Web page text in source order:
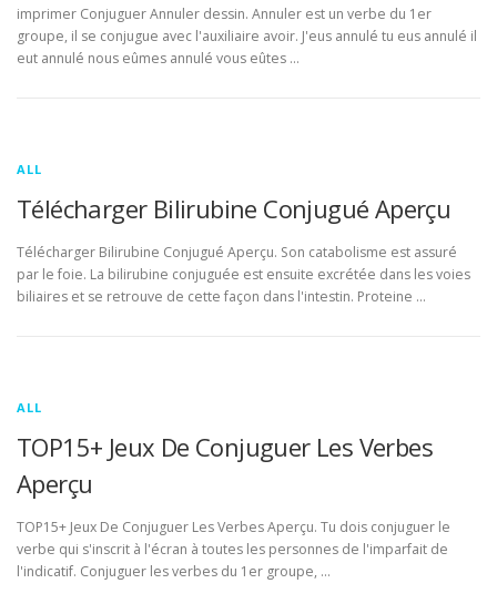
imprimer Conjuguer Annuler dessin. Annuler est un verbe du 1er
groupe, il se conjugue avec l'auxiliaire avoir. J'eus annulé tu eus annulé il
eut annulé nous eûmes annulé vous eûtes …
ALL
Télécharger Bilirubine Conjugué Aperçu
Télécharger Bilirubine Conjugué Aperçu. Son catabolisme est assuré
par le foie. La bilirubine conjuguée est ensuite excrétée dans les voies
biliaires et se retrouve de cette façon dans l'intestin. Proteine …
ALL
TOP15+ Jeux De Conjuguer Les Verbes
Aperçu
TOP15+ Jeux De Conjuguer Les Verbes Aperçu. Tu dois conjuguer le
verbe qui s'inscrit à l'écran à toutes les personnes de l'imparfait de
l'indicatif. Conjuguer les verbes du 1er groupe, …